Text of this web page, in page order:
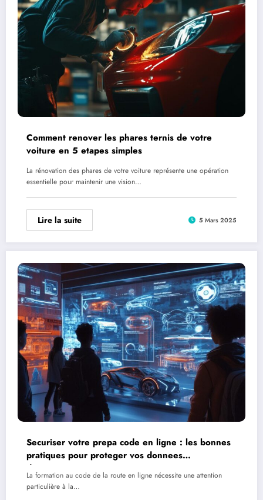
Comment renover les phares ternis de votre
voiture en 5 etapes simples
La rénovation des phares de votre voiture représente une opération
essentielle pour maintenir une vision…
Lire la suite 5 Mars 2025
Securiser votre prepa code en ligne : les bonnes
pratiques pour proteger vos donnees
d’apprentissage
La formation au code de la route en ligne nécessite une attention
particulière à la…